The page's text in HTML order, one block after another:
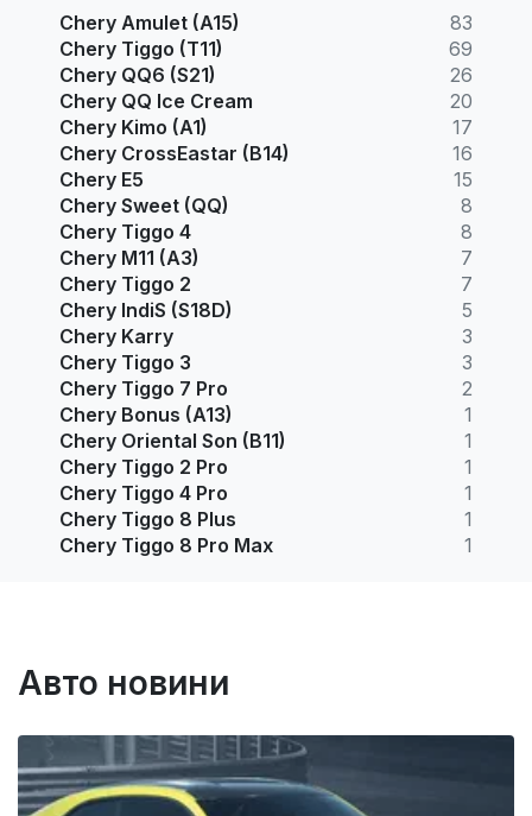
Chery Amulet (A15)
83
Chery Tiggo (T11)
69
Chery QQ6 (S21)
26
Chery QQ Ice Cream
20
Chery Kimo (A1)
17
Chery CrossEastar (B14)
16
Chery E5
15
Chery Sweet (QQ)
8
Chery Tiggo 4
8
Chery M11 (A3)
7
Chery Tiggo 2
7
Chery IndiS (S18D)
5
Chery Karry
3
Chery Tiggo 3
3
Chery Tiggo 7 Pro
2
Chery Bonus (A13)
1
Chery Oriental Son (B11)
1
Chery Tiggo 2 Pro
1
Chery Tiggo 4 Pro
1
Chery Tiggo 8 Plus
1
Chery Tiggo 8 Pro Max
1
Авто новини